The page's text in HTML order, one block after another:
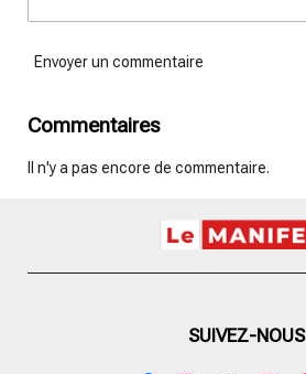
Envoyer un commentaire
Commentaires
Il n'y a pas encore de commentaire.
SUIVEZ-NOUS